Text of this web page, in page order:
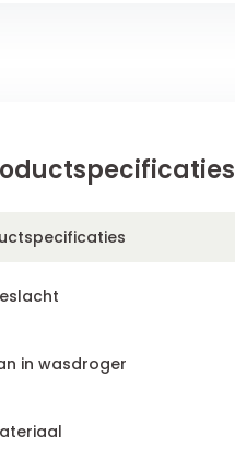
in wasdroger